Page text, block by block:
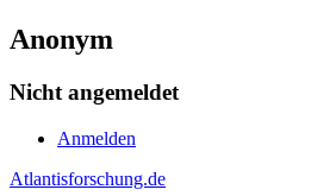
Anonym
Nicht angemeldet
Anmelden
Atlantisforschung.de